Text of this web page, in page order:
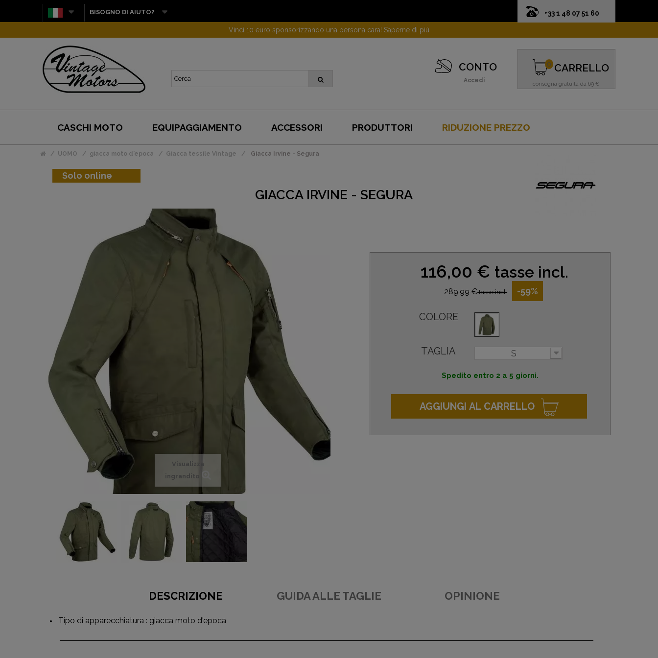
+33 1 48 07 51 60
BISOGNO DI AIUTO?
Vinci 10 euro sponsorizzando una persona cara! Saperne di più
CONTO
Accedi
CARRELLO
consegna gratuita da 69 €
0
CASCHI MOTO EQUIPAGGIAMENTO ACCESSORI PRODUTTORI RIDUZIONE PREZZO
UOMO giacca moto d'epoca Giacca tessile Vintage Giacca Irvine - Segura
Solo online
GIACCA IRVINE - SEGURA
Visualizza
ingrandito
116,00 € tasse incl.
289,99 €tasse incl. -59%
COLORE
TAGLIA S
Spedito entro 2 a 5 giorni.
AGGIUNGI AL CARRELLO
DESCRIZIONE GUIDA ALLE TAGLIE OPINIONE
Tipo di apparecchiatura : giacca moto d'epoca